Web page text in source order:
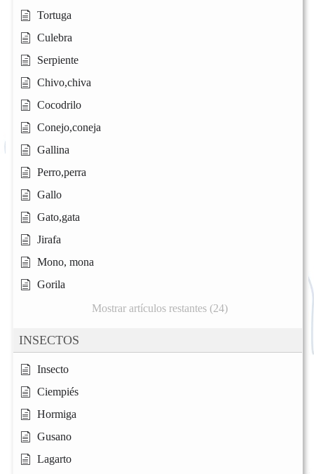
Tortuga
Culebra
Serpiente
Chivo,chiva
Cocodrilo
Conejo,coneja
Gallina
Perro,perra
Gallo
Gato,gata
Jirafa
Mono, mona
Gorila
Mostrar artículos restantes (24)
INSECTOS
Insecto
Ciempiés
Hormiga
Gusano
Lagarto